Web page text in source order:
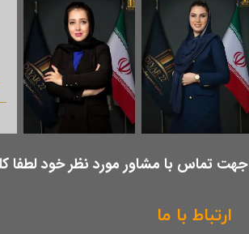
ارتباط با ما
​جهت تماس با مشاور مورد نظر خود لطفا